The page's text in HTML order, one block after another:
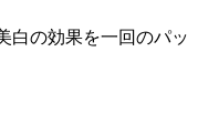
白の効果を一回のパッ